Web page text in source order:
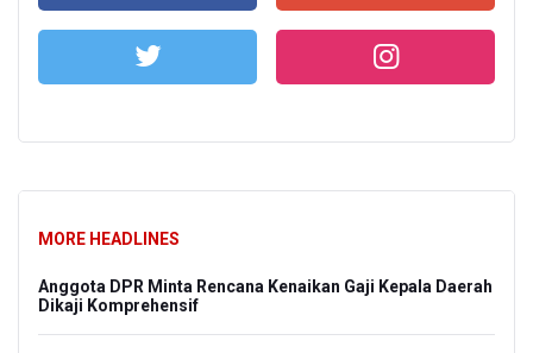
MORE HEADLINES
Anggota DPR Minta Rencana Kenaikan Gaji Kepala Daerah
Dikaji Komprehensif